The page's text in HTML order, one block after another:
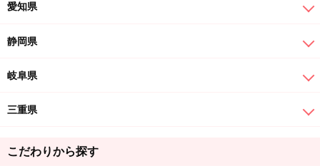
愛知県
静岡県
岐阜県
三重県
こだわりから探す